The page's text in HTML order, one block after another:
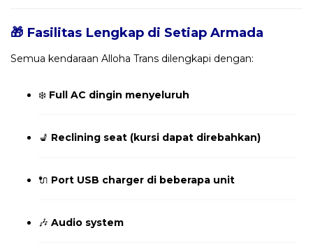
🎁 Fasilitas Lengkap di Setiap Armada
Semua kendaraan Alloha Trans dilengkapi dengan:
❄️ Full AC dingin menyeluruh
💺 Reclining seat (kursi dapat direbahkan)
🔌 Port USB charger di beberapa unit
🎶 Audio system